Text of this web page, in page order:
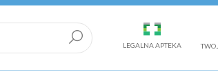
LEGALNA APTEKA